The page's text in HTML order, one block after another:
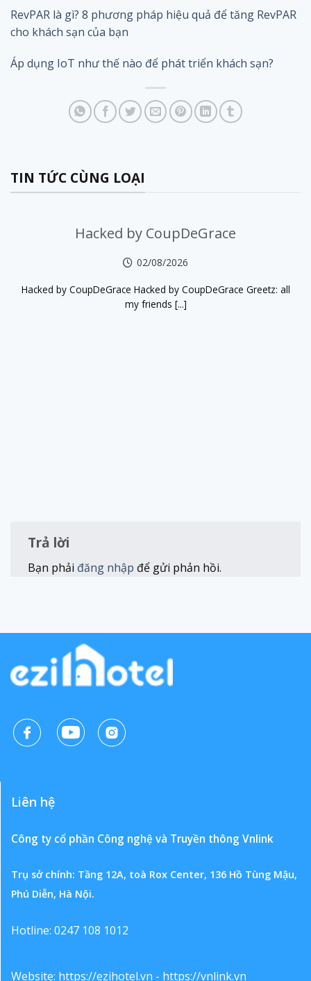
RevPAR là gì? 8 phương pháp hiệu quả để tăng RevPAR
cho khách sạn của bạn
Áp dụng IoT như thế nào để phát triển khách sạn?
TIN TỨC CÙNG LOẠI
Hacked by CoupDeGrace
02/08/2026
Hacked by CoupDeGrace Hacked by CoupDeGrace Greetz: all
my friends [...]
Trả lời
Bạn phải đăng nhập để gửi phản hồi.
Liên hệ
Công ty cổ phần Công nghệ và Truyền thông Vnlink
Trụ sở chính: Tầng 12A, toà Rox Center, 136 Hồ Tùng Mậu,
Phú Diễn, Hà Nội.
Hotline: 0247 108 1012
Website: https://ezihotel.vn - https://vnlink.vn